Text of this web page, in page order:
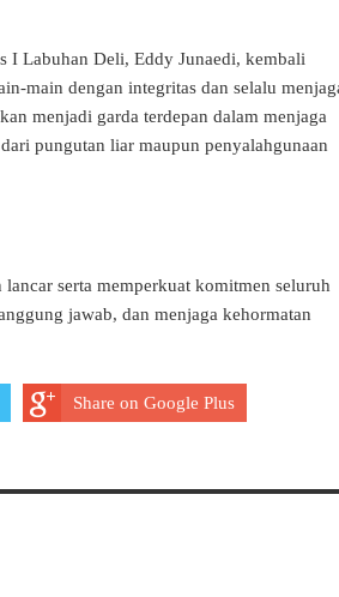
I Labuhan Deli, Eddy Junaedi, kembali
main dengan integritas dan selalu
menjadi garda terdepan dalam menjaga
pungutan liar maupun penyalahgunaan
serta memperkuat komitmen seluruh
jawab, dan menjaga kehormatan
Share on Google Plus